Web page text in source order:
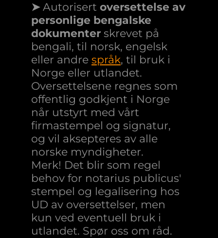
➤Autorisert oversettelse av
personlige bengalske
dokumenter skrevet på
bengali, til norsk, engelsk
eller andre språk, til bruk i
Norge eller utlandet.
Oversettelsene regnes som
offentlig godkjent i Norge
når utstyrt med vårt
firmastempel og signatur,
og vil aksepteres av alle
norske myndigheter.
Merk! Det blir som regel
behov for notarius publicus'
stempel og legalisering hos
UD av oversettelser, men
kun ved eventuell bruk i
utlandet. Spør oss om råd.